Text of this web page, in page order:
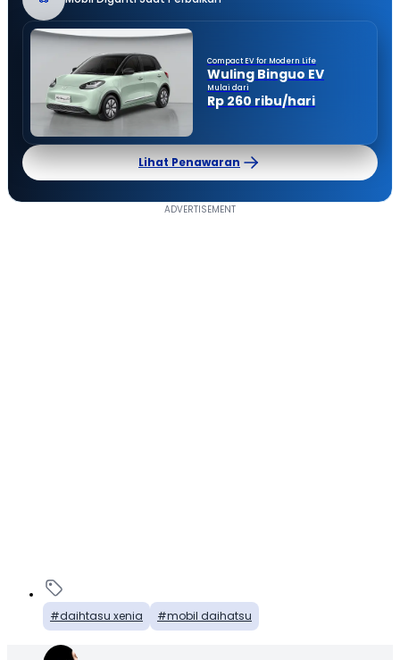
Compact EV for Modern Life
Wuling Binguo EV
Mulai dari
Rp 260 ribu/hari
Lihat Penawaran
daihtasu xenia mobil daihatsu